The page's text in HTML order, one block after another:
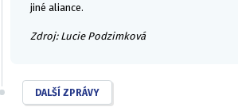
jiné aliance.
Zdroj: Lucie Podzimková
DALŠÍ ZPRÁVY